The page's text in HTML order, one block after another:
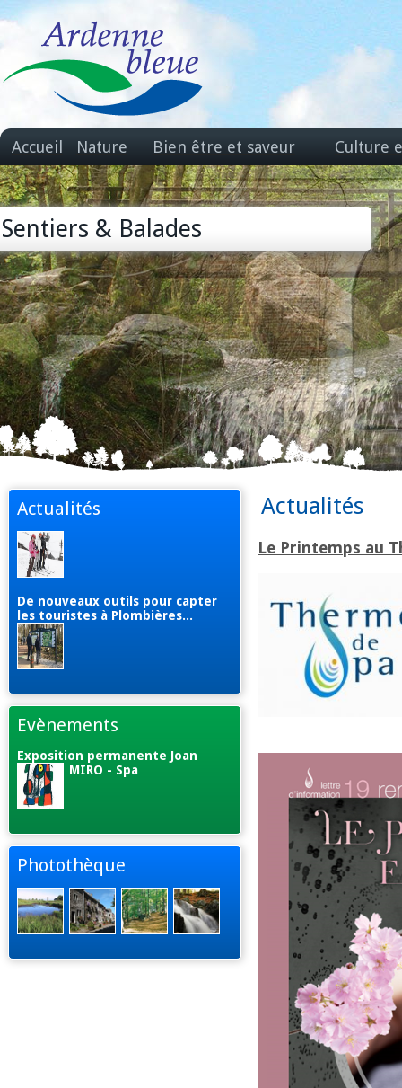
Accueil Nature Bien être et saveur Culture
Sentiers & Balades
Actualités
De nouveaux outils pour capter
les touristes à Plombières...
Evènements
Exposition permanente Joan
MIRO - Spa
Photothèque
Actualités
Le Printemps au